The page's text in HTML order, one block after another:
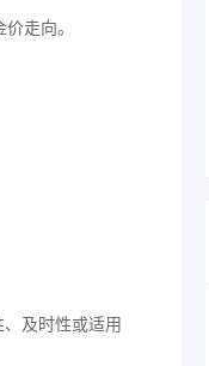
走向。
及时性或适用